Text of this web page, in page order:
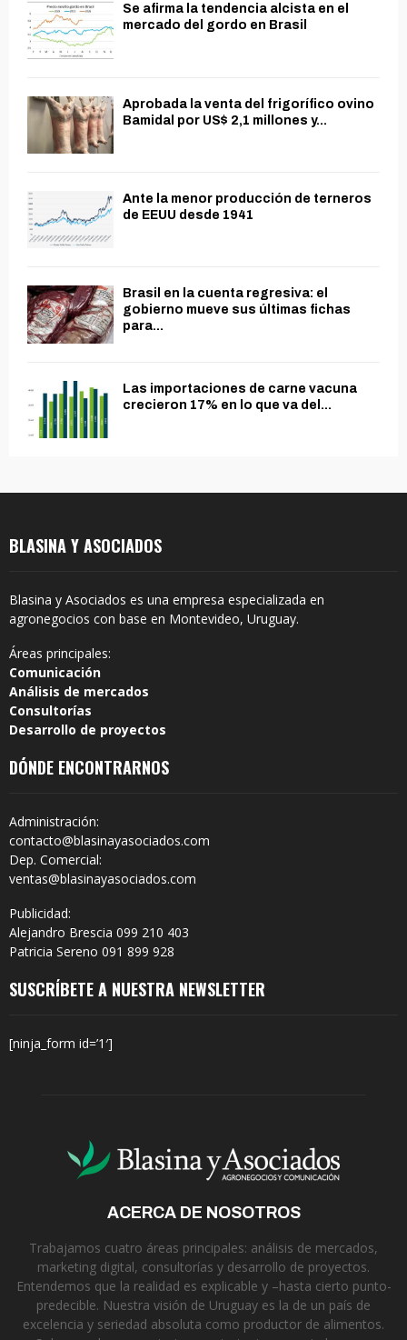
Se afirma la tendencia alcista en el
mercado del gordo en Brasil
Aprobada la venta del frigorífico ovino
Bamidal por US$ 2,1 millones y...
Ante la menor producción de terneros
de EEUU desde 1941
Brasil en la cuenta regresiva: el
gobierno mueve sus últimas fichas
para...
Las importaciones de carne vacuna
crecieron 17% en lo que va del...
BLASINA Y ASOCIADOS
Blasina y Asociados es una empresa especializada en
agronegocios con base en Montevideo, Uruguay.
Áreas principales:
Comunicación
Análisis de mercados
Consultorías
Desarrollo de proyectos
DÓNDE ENCONTRARNOS
Administración:
contacto@blasinayasociados.com
Dep. Comercial:
ventas@blasinayasociados.com
Publicidad:
Alejandro Brescia 099 210 403
Patricia Sereno 091 899 928
SUSCRÍBETE A NUESTRA NEWSLETTER
[ninja_form id=’1′]
ACERCA DE NOSOTROS
Trabajamos cuatro áreas principales: análisis de mercados,
marketing digital, consultorías y desarrollo de proyectos.
Entendemos que la realidad es explicable y –hasta cierto punto-
predecible. Nuestra visión de Uruguay es la de un país de
excelencia y seriedad absoluta como productor de alimentos.